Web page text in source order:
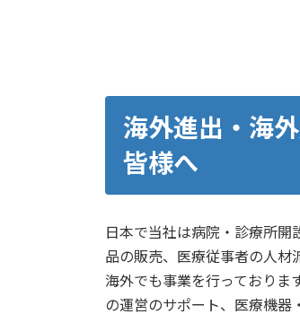
海外進出・海
皆様へ
日本で当社は病院・診療所
品の販売、医療従事者の人材
海外でも事業を行っておりま
の運営のサポート、医療機器